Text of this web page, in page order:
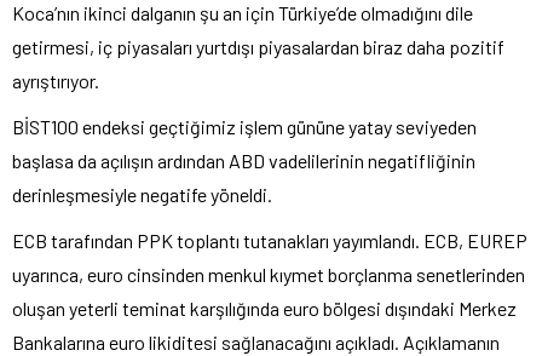
Koca’nın ikinci dalganın şu an için Türkiye’de olmadığını dile
getirmesi, iç piyasaları yurtdışı piyasalardan biraz daha pozitif
ayrıştırıyor.
BİST100 endeksi geçtiğimiz işlem gününe yatay seviyeden
başlasa da açılışın ardından ABD vadelilerinin negatifliğinin
derinleşmesiyle negatife yöneldi.
ECB tarafından PPK toplantı tutanakları yayımlandı. ECB, EUREP
uyarınca, euro cinsinden menkul kıymet borçlanma senetlerinden
oluşan yeterli teminat karşılığında euro bölgesi dışındaki Merkez
Bankalarına euro likiditesi sağlanacağını açıkladı. Açıklamanın